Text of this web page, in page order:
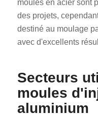
moules en acier sont
des projets,
destiné au moulage
avec d'excellents
Secteurs
moules
aluminium